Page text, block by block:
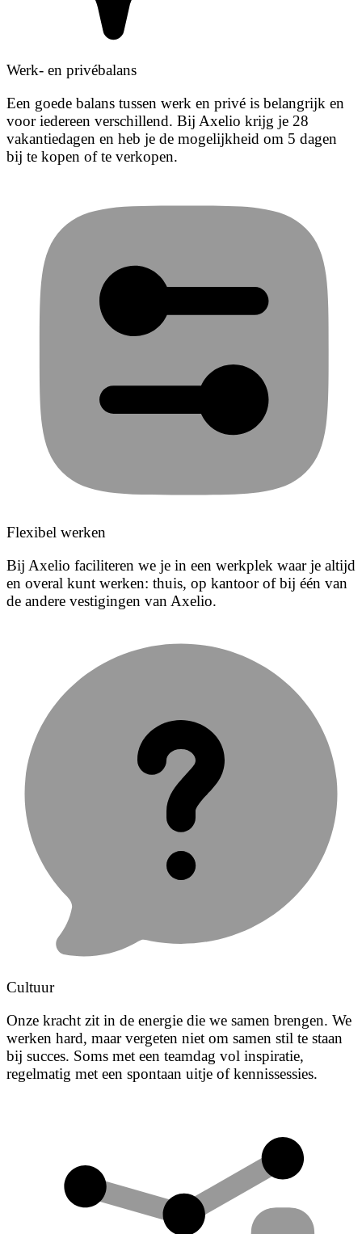
Werk- en privébalans
Een goede balans tussen werk en privé is belangrijk en
voor iedereen verschillend. Bij Axelio krijg je 28
vakantiedagen en heb je de mogelijkheid om 5 dagen
bij te kopen of te verkopen.
Flexibel werken
Bij Axelio faciliteren we je in een werkplek waar je altijd
en overal kunt werken: thuis, op kantoor of bij één van
de andere vestigingen van Axelio.
Cultuur
Onze kracht zit in de energie die we samen brengen. We
werken hard, maar vergeten niet om samen stil te staan
bij succes. Soms met een teamdag vol inspiratie,
regelmatig met een spontaan uitje of kennissessies.